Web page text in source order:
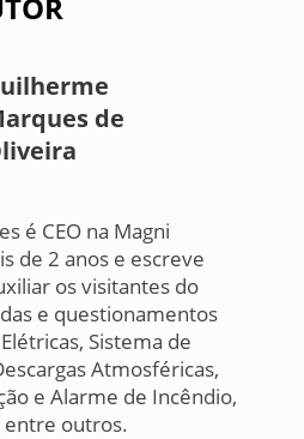
de
é CEO na Magni
de 2 anos e escreve
os visitantes do
e questionamentos
Sistema de
Atmosféricas,
e Alarme de Incêndio,
entre outros.